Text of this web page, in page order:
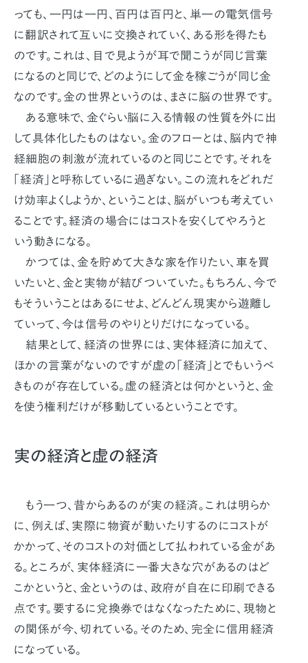
っても、一円は一円、百円は百円と、単一の電気信号
に翻訳されて互いに交換されていく、ある形を得たも
のです。これは、目で見ようが耳で聞こうが同じ言葉
になるのと同じで、どのようにして金を稼ごうが同じ金
なのです。金の世界というのは、まさに脳の世界です。
ある意味で、金ぐらい脳に入る情報の性質を外に出
して具体化したものはない。金のフローとは、脳内で神
経細胞の刺激が流れているのと同じことです。それを
「経済」と呼称しているに過ぎない。この流れをどれだ
け効率よくしようか、ということは、脳がいつも考えてい
ることです。経済の場合にはコストを安くしてやろうと
いう動きになる。
かつては、金を貯めて大きな家を作りたい、車を買
いたいと、金と実物が結びついていた。もちろん、今で
もそういうことはあるにせよ、どんどん現実から遊離し
ていって、今は信号のやりとりだけになっている。
結果として、経済の世界には、実体経済に加えて、
ほかの言葉がないのですが虚の「経済」とでもいうべ
きものが存在している。虚の経済とは何かというと、金
を使う権利だけが移動しているということです。
実の経済と虚の経済
もう一つ、昔からあるのが実の経済。これは明らか
に、例えば、実際に物資が動いたりするのにコストが
かかって、そのコストの対価として払われている金があ
る。ところが、実体経済に一番大きな穴があるのはど
こかというと、金というのは、政府が自在に印刷できる
点です。要するに兌換券ではなくなったために、現物と
の関係が今、切れている。そのため、完全に信用経済
になっている。